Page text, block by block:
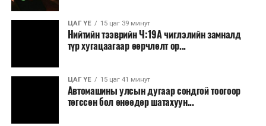
ЦАГ ҮЕ 15 цаг 39 минут
Нийтийн тээврийн Ч:19А чиглэлийн замналд
түр хугацаагаар өөрчлөлт ор...
ЦАГ ҮЕ 15 цаг 41 минут
Автомашины улсын дугаар сондгой тоогоор
төгссөн бол өнөөдөр шатахуун...